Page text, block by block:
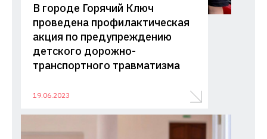
В городе Горячий Ключ
проведена профилактическая
акция по предупреждению
детского дорожно-
транспортного травматизма
19.06.2023